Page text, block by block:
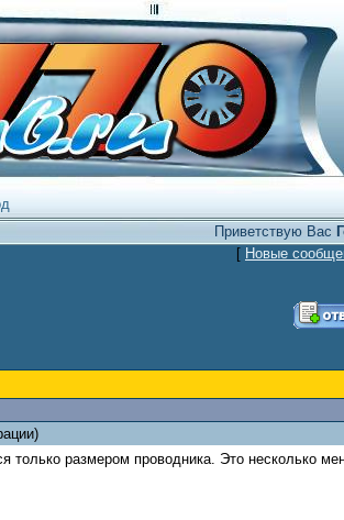
Приветствую Вас
[ Новые
только размером проводника. Это несколько